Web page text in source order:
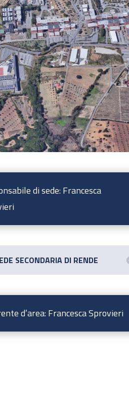
di sede: Francesca
SECONDARIA DI RENDE
d’area: Francesca Sprovieri